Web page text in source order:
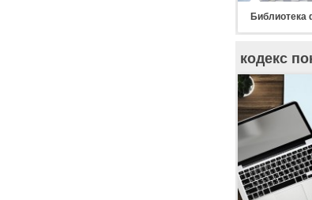
Библиотека
кодекс